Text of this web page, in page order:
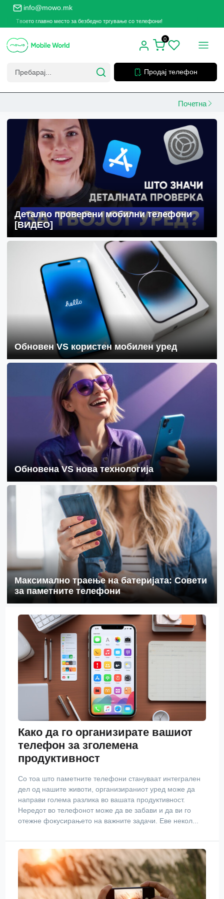
info@mowo.mk
Твоето главно место за безбедно тргување со телефони!
Продај телефон
0
Почетна
Детално проверени мобилни телефони
[ВИДЕО]
Обновен VS користен мобилен уред
Обновена VS нова технологија
Максимално траење на батеријата: Совети
за паметните телефони
Како да го организирате вашиот
телефон за зголемена
продуктивност
Со тоа што паметните телефони стануваат интегрален
дел од нашите животи, организираниот уред може да
направи голема разлика во вашата продуктивност.
Нередот во телефонот може да ве забави и да ви го
отежне фокусирањето на важните задачи. Еве некол...